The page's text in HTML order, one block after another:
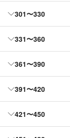
301〜330
331〜360
361〜390
391〜420
421〜450